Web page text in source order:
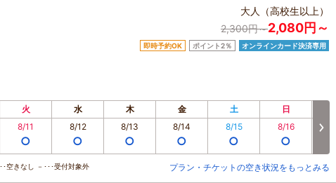
大人（高校生以上）
2,300円～2,080円～
即時予約OK ポイント2％ オンラインカード決済専用
火 水 木 金 土 日
8/11
○
8/12
○
8/13
○
8/14
○
8/15
○
8/16
○
空きなし －･･･受付対象外 プラン・チケットの空き状況をもっとみる